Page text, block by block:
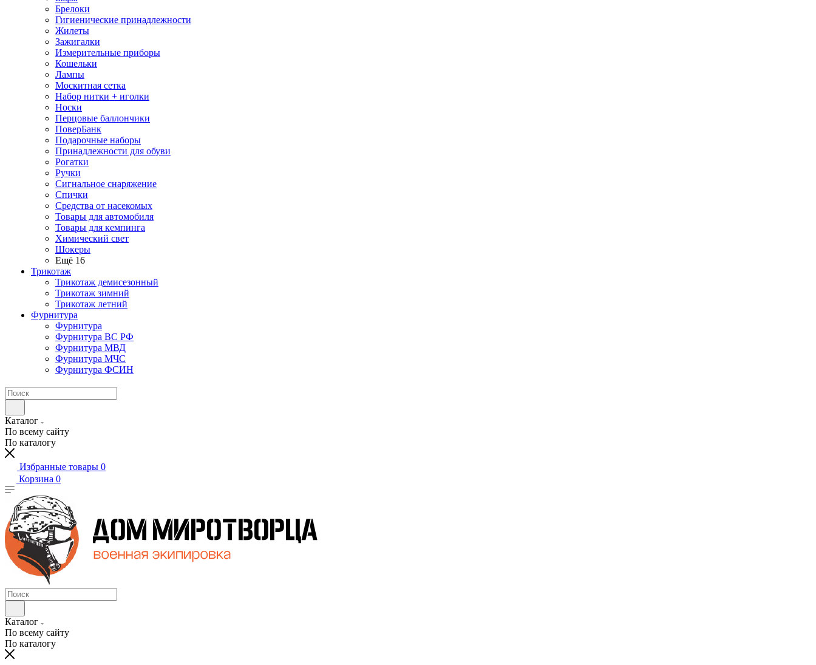
Брелоки
Гигиенические принадлежности
Жилеты
Зажигалки
Измерительные приборы
Кошельки
Лампы
Москитная сетка
Набор нитки + иголки
Носки
Перцовые баллончики
ПоверБанк
Подарочные наборы
Принадлежности для обуви
Рогатки
Ручки
Сигнальное снаряжение
Спички
Средства от насекомых
Товары для автомобиля
Товары для кемпинга
Химический свет
Шокеры
Ещё 16
Трикотаж
Трикотаж демисезонный
Трикотаж зимний
Трикотаж летний
Фурнитура
Фурнитура
Фурнитура ВС РФ
Фурнитура МВД
Фурнитура МЧС
Фурнитура ФСИН
Каталог
По всему сайту
По каталогу
Избранные товары 0
Корзина 0
Каталог
По всему сайту
По каталогу